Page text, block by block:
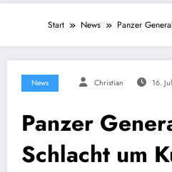
Start News Panzer
News Christian 16.
Panzer
Schlacht um